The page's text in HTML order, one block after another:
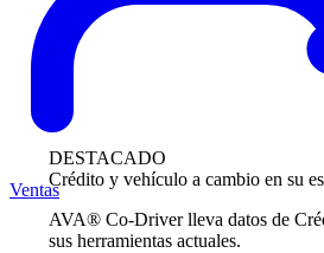
DESTACADO
Crédito y vehículo a cambio en su
AVA® Co-Driver lleva datos de
sus herramientas actuales.
Ventas